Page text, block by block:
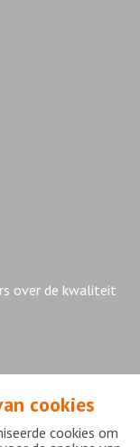
over de kwaliteit
cookies
cookies om